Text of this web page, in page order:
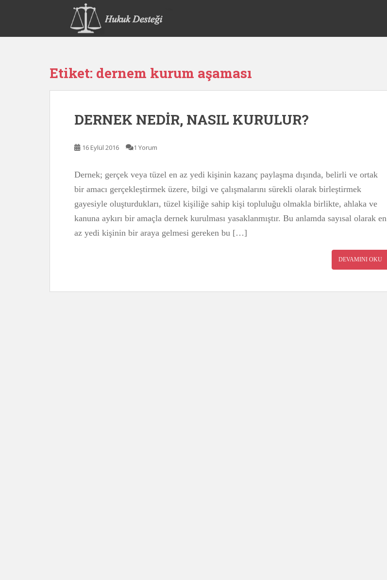
p
Etiket: dernem kurum aşaması
DERNEK NEDİR, NASIL KURULUR?
16 Eylül 2016 1 Yorum
Dernek; gerçek veya tüzel en az yedi kişinin kazanç paylaşma dışında, belirli ve ortak
bir amacı gerçekleştirmek üzere, bilgi ve çalışmalarını sürekli olarak birleştirmek
gayesiyle oluşturdukları, tüzel kişiliğe sahip kişi topluluğu olmakla birlikte, ahlaka ve
kanuna aykırı bir amaçla dernek kurulması yasaklanmıştır. Bu anlamda sayısal olarak en
az yedi kişinin bir araya gelmesi gereken bu […]
DEVAMINI OKU